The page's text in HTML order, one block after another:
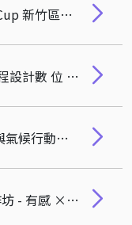
【活動轉知】 Startup World Cup 新竹區域賽 已正式開放報名！
【活動轉知】「AI 融入 EMI 課程設計數 位 課 程 原 型 實 作」
【活動轉知】大專院校青年參與氣候行動系列活動- 數據、科技與公民行動：邁向永續城市的跨域共創
【活動轉知】EMI教師增能工作坊 - 有感 × 有效的EMI課堂：伴飛計畫教師分享交流會